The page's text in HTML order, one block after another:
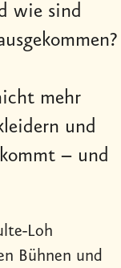
wie sind
mehr
und
– und
Loh
Bühnen und